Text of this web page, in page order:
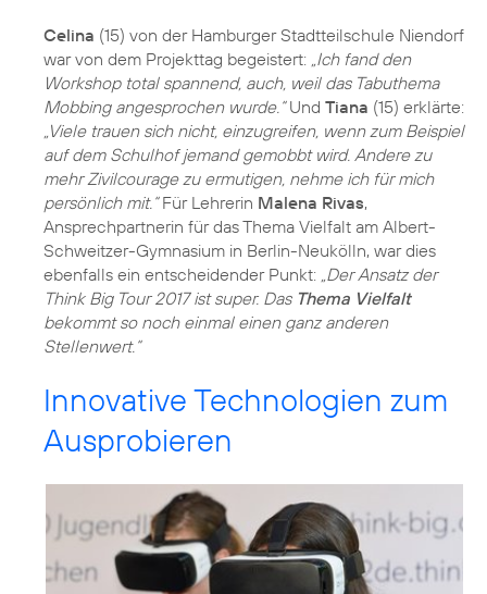
Celina (15) von der Hamburger Stadtteilschule Niendorf
war von dem Projekttag begeistert: „Ich fand den
Workshop total spannend, auch, weil das Tabuthema
Mobbing angesprochen wurde.“Und Tiana (15) erklärte:
„Viele trauen sich nicht, einzugreifen, wenn zum Beispiel
auf dem Schulhof jemand gemobbt wird. Andere zu
mehr Zivilcourage zu ermutigen, nehme ich für mich
persönlich mit.“Für Lehrerin Malena Rivas,
Ansprechpartnerin für das Thema Vielfalt am Albert-
Schweitzer-Gymnasium in Berlin-Neukölln, war dies
ebenfalls ein entscheidender Punkt: „Der Ansatz der
Think Big Tour 2017 ist super. Das Thema Vielfalt
bekommt so noch einmal einen ganz anderen
Stellenwert.“
Innovative Technologien zum
Ausprobieren